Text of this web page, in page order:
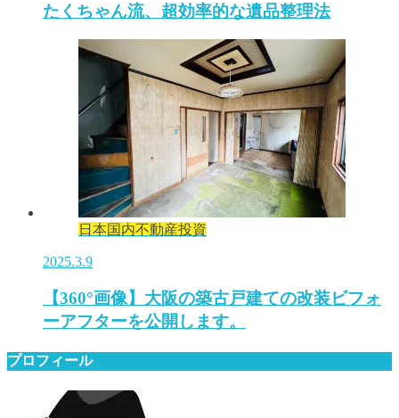
たくちゃん流、超効率的な遺品整理法
日本国内不動産投資
2025.3.9
【360°画像】大阪の築古戸建ての改装ビフォ
ーアフターを公開します。
プロフィール